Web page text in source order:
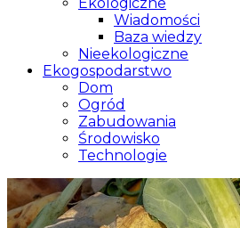
Wiadomości
Baza wiedzy
Nieekologiczne
Ekogospodarstwo
Dom
Ogród
Zabudowania
Środowisko
Technologie